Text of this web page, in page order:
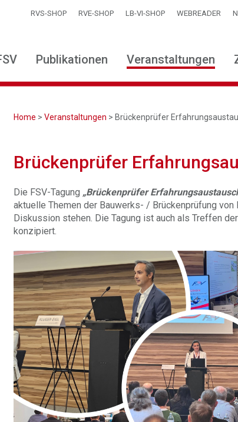
RVS-SHOP RVE-SHOP LB-VI-SHOP WEBREADER
Publikationen Veranstaltungen
Home >Veranstaltungen > Brückenprüfer
Brückenprüfer
Die FSV-Tagung „Brückenprüfer
aktuelle Themen der Bauwerks- / Brückenprüfung
Diskussion stehen. Die Tagung ist auch als Treffen
konzipiert.